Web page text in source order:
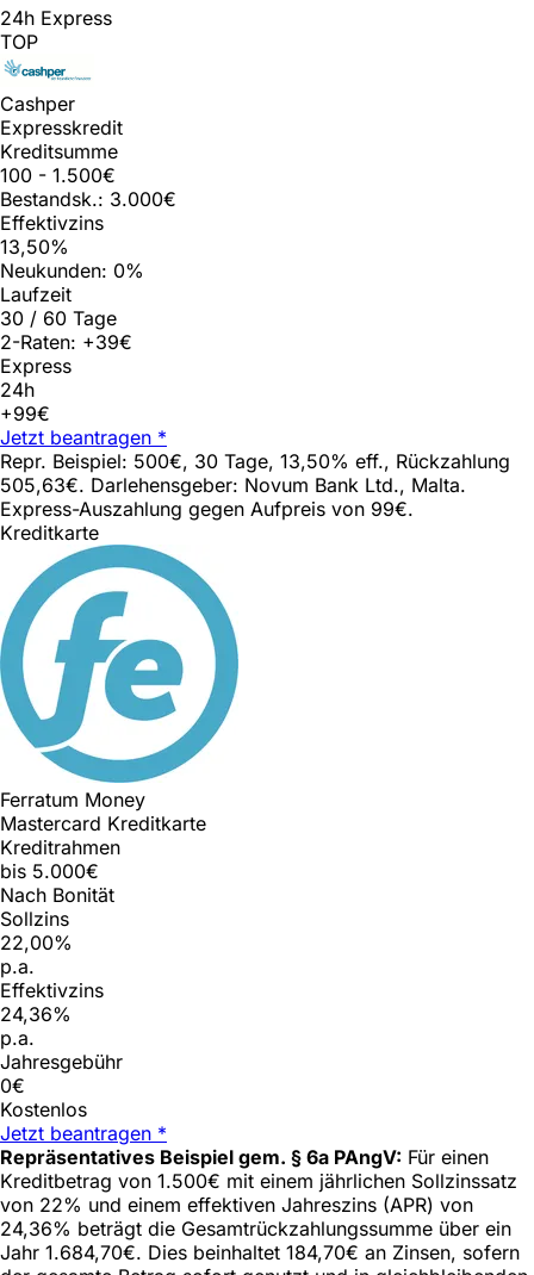
24h Express
TOP
Cashper
Expresskredit
Kreditsumme
100 - 1.500€
Bestandsk.: 3.000€
Effektivzins
13,50%
Neukunden: 0%
Laufzeit
30 / 60 Tage
2-Raten: +39€
Express
24h
+99€
Jetzt beantragen *
Repr. Beispiel: 500€, 30 Tage, 13,50% eff., Rückzahlung
505,63€. Darlehensgeber: Novum Bank Ltd., Malta.
Express-Auszahlung gegen Aufpreis von 99€.
Kreditkarte
Ferratum Money
Mastercard Kreditkarte
Kreditrahmen
bis 5.000€
Nach Bonität
Sollzins
22,00%
p.a.
Effektivzins
24,36%
p.a.
Jahresgebühr
0€
Kostenlos
Jetzt beantragen *
Repräsentatives Beispiel gem. § 6a PAngV: Für einen
Kreditbetrag von 1.500€ mit einem jährlichen Sollzinssatz
von 22% und einem effektiven Jahreszins (APR) von
24,36% beträgt die Gesamtrückzahlungssumme über ein
Jahr 1.684,70€. Dies beinhaltet 184,70€ an Zinsen, sofern